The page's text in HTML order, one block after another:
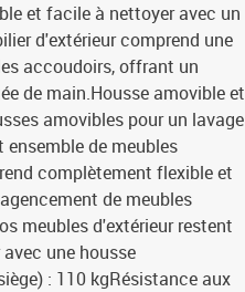
et facile à nettoyer avec un
d'extérieur comprend une
accoudoirs, offrant un
de main.Housse amovible et
amovibles pour un lavage
de meubles
complètement flexible et
de meubles
meubles d'extérieur restent
une housse
: 110 kgRésistance aux